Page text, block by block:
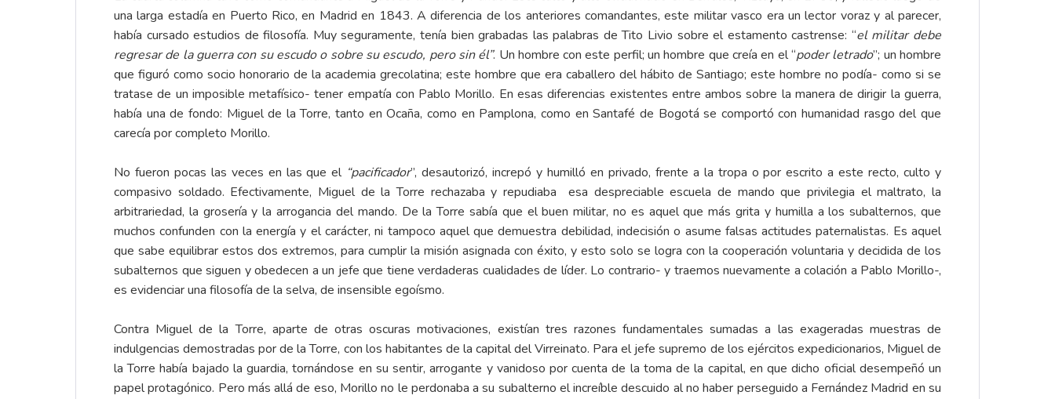
una larga estadía en Puerto Rico, en Madrid en 1843. A diferencia de los anteriores comandantes, este militar vasco era un lector voraz y al parecer,
había cursado estudios de filosofía. Muy seguramente, tenía bien grabadas las palabras de Tito Livio sobre el estamento castrense: “el militar debe
regresar de la guerra con su escudo o sobre su escudo, pero sin él”. Un hombre con este perfil; un hombre que creía en el “poder letrado”; un hombre
que figuró como socio honorario de la academia grecolatina; este hombre que era caballero del hábito de Santiago; este hombre no podía- como si se
tratase de un imposible metafísico- tener empatía con Pablo Morillo. En esas diferencias existentes entre ambos sobre la manera de dirigir la guerra,
había una de fondo: Miguel de la Torre, tanto en Ocaña, como en Pamplona, como en Santafé de Bogotá se comportó con humanidad rasgo del que
carecía por completo Morillo.
No fueron pocas las veces en las que el “pacificador”, desautorizó, increpó y humilló en privado, frente a la tropa o por escrito a este recto, culto y
compasivo soldado. Efectivamente, Miguel de la Torre rechazaba y repudiaba esa despreciable escuela de mando que privilegia el maltrato, la
arbitrariedad, la grosería y la arrogancia del mando. De la Torre sabía que el buen militar, no es aquel que más grita y humilla a los subalternos, que
muchos confunden con la energía y el carácter, ni tampoco aquel que demuestra debilidad, indecisión o asume falsas actitudes paternalistas. Es aquel
que sabe equilibrar estos dos extremos, para cumplir la misión asignada con éxito, y esto solo se logra con la cooperación voluntaria y decidida de los
subalternos que siguen y obedecen a un jefe que tiene verdaderas cualidades de líder. Lo contrario- y traemos nuevamente a colación a Pablo Morillo-,
es evidenciar una filosofía de la selva, de insensible egoísmo.
Contra Miguel de la Torre, aparte de otras oscuras motivaciones, existían tres razones fundamentales sumadas a las exageradas muestras de
indulgencias demostradas por de la Torre, con los habitantes de la capital del Virreinato. Para el jefe supremo de los ejércitos expedicionarios, Miguel de
la Torre había bajado la guardia, tornándose en su sentir, arrogante y vanidoso por cuenta de la toma de la capital, en que dicho oficial desempeñó un
papel protagónico. Pero más allá de eso, Morillo no le perdonaba a su subalterno el increíble descuido al no haber perseguido a Fernández Madrid en su